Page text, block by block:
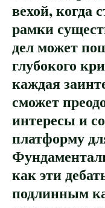
вехой, когда
рамки
дел может
глубокого
каждая
сможет
интересы и
платформу
как эти
подлинным